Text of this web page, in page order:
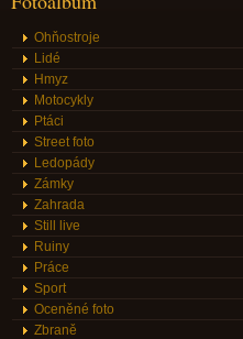
Ohňostroje
Lidé
Hmyz
Motocykly
Ptáci
Street foto
Ledopády
Zámky
Zahrada
Still live
Ruiny
Práce
Sport
Oceněné foto
Zbraně